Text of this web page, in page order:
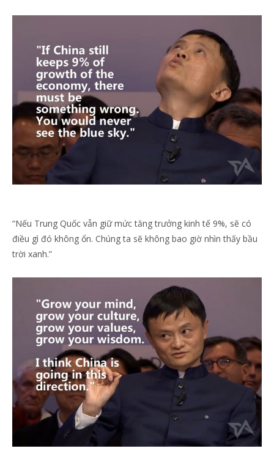
“Nếu Trung Quốc vẫn giữ mức tăng trưởng kinh tế 9%, sẽ có
điều gì đó không ổn. Chúng ta sẽ không bao giờ nhìn thấy bầu
trời xanh.”